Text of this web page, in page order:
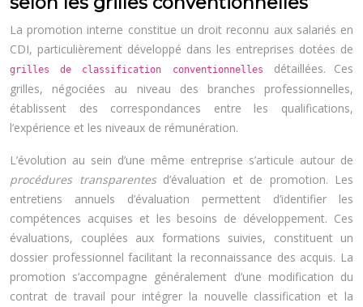
La promotion interne constitue un droit reconnu aux salariés en
CDI, particulièrement développé dans les entreprises dotées de
grilles de classification conventionnelles détaillées. Ces
grilles, négociées au niveau des branches professionnelles,
établissent des correspondances entre les qualifications,
l’expérience et les niveaux de rémunération.
L’évolution au sein d’une même entreprise s’articule autour de
procédures transparentesd’évaluation et de promotion. Les
entretiens annuels d’évaluation permettent d’identifier les
compétences acquises et les besoins de développement. Ces
évaluations, couplées aux formations suivies, constituent un
dossier professionnel facilitant la reconnaissance des acquis. La
promotion s’accompagne généralement d’une modification du
contrat de travail pour intégrer la nouvelle classification et la